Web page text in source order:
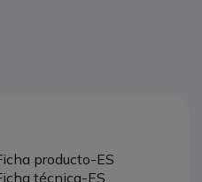
producto-ES
técnica-ES